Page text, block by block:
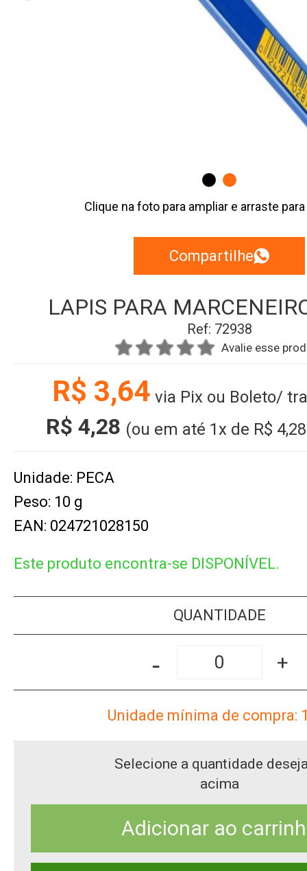
Clique na foto para ampliar e arraste
Compartilhe
LAPIS PARA
Ref: 72938
Avalie esse
R$ 3,64 via Pix ou Boleto/
R$ 4,28 (ou em até 1x de R$ 4,28
Unidade: PECA
Peso: 10 g
EAN: 024721028150
Este produto encontra-se DISPONÍVEL.
QUANTIDADE
- +
Unidade mínima de compra:
Selecione a quantidade
acima
Adicionar ao